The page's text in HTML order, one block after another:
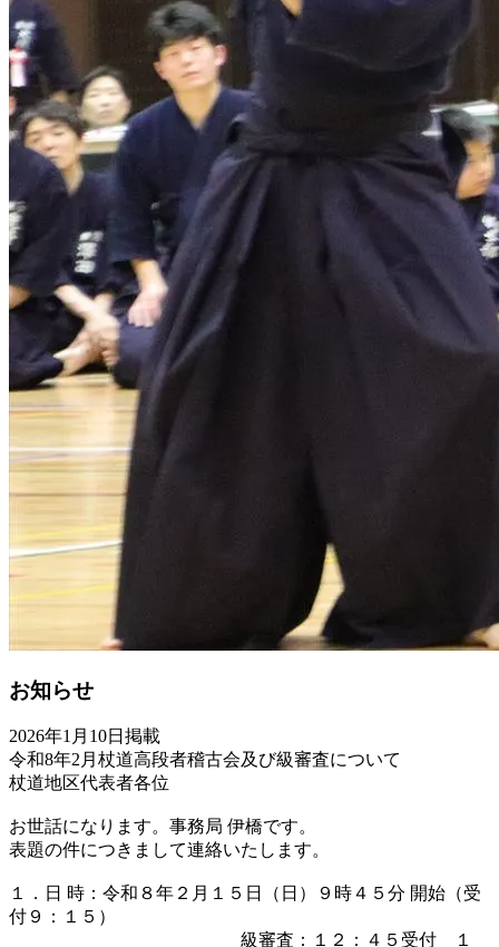
お知らせ
2026年1月10日掲載
令和8年2月杖道高段者稽古会及び級審査について
杖道地区代表者各位
お世話になります。事務局 伊橋です。
表題の件につきまして連絡いたします。
１．日 時：令和８年２月１５日（日）９時４５分 開始（受
付９：１５）
級審査：１２：４５受付 １